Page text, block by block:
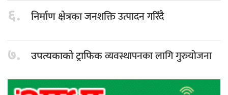
६. निर्माण क्षेत्रकाजनशक्ति उत्पादन गरिँदै
७. उपत्यकाको ट्राफिकव्यवस्थापनका लागि गुरुयोजना